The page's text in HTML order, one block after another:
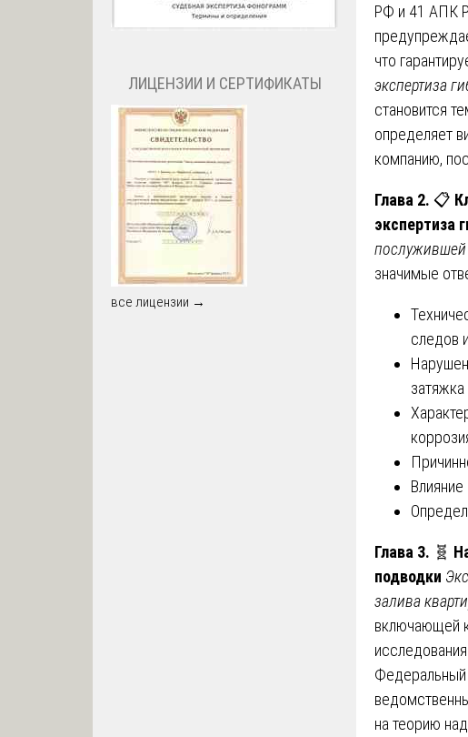
РФ и 41 АПК
что
экспертиза
становится
определяет
компанию,
Глава 2. 📋
экспертиза
послужившей
значимые
следов
затяжка
Глава 3. 🧬
подводки
залива
включающей
на теорию
ЛИЦЕНЗИИ И СЕРТИФИКАТЫ
все лицензии →